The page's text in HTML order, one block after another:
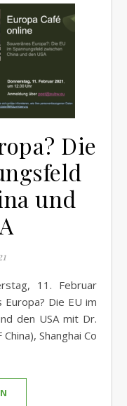
Die
und
Die EU im
den USA mit Dr.
Shanghai Co